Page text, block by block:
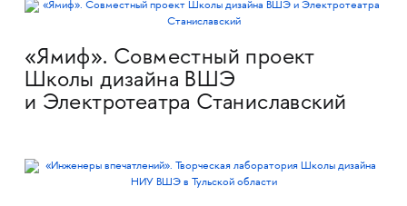
«Ямиф». Совместный проект
Школы дизайна ВШЭ
и Электротеатра Станиславский